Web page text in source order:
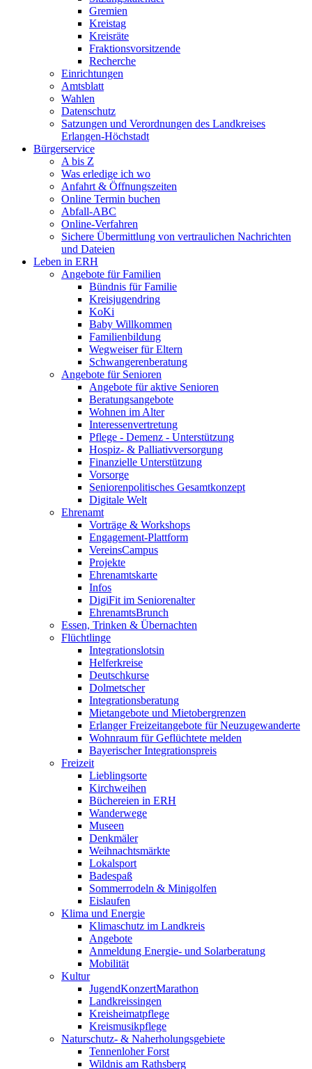
Gremien
Kreistag
Kreisräte
Fraktionsvorsitzende
Recherche
Einrichtungen
Amtsblatt
Wahlen
Datenschutz
Satzungen und Verordnungen des Landkreises
Erlangen-Höchstadt
Bürgerservice
A bis Z
Was erledige ich wo
Anfahrt & Öffnungszeiten
Online Termin buchen
Abfall-ABC
Online-Verfahren
Sichere Übermittlung von vertraulichen Nachrichten
und Dateien
Leben in ERH
Angebote für Familien
Bündnis für Familie
Kreisjugendring
KoKi
Baby Willkommen
Familienbildung
Wegweiser für Eltern
Schwangerenberatung
Angebote für Senioren
Angebote für aktive Senioren
Beratungsangebote
Wohnen im Alter
Interessenvertretung
Pflege - Demenz - Unterstützung
Hospiz- & Palliativversorgung
Finanzielle Unterstützung
Vorsorge
Seniorenpolitisches Gesamtkonzept
Digitale Welt
Ehrenamt
Vorträge & Workshops
Engagement-Plattform
VereinsCampus
Projekte
Ehrenamtskarte
Infos
DigiFit im Seniorenalter
EhrenamtsBrunch
Essen, Trinken & Übernachten
Flüchtlinge
Integrationslotsin
Helferkreise
Deutschkurse
Dolmetscher
Integrationsberatung
Mietangebote und Mietobergrenzen
Erlanger Freizeitangebote für Neuzugewanderte
Wohnraum für Geflüchtete melden
Bayerischer Integrationspreis
Freizeit
Lieblingsorte
Kirchweihen
Büchereien in ERH
Wanderwege
Museen
Denkmäler
Weihnachtsmärkte
Lokalsport
Badespaß
Sommerrodeln & Minigolfen
Eislaufen
Klima und Energie
Klimaschutz im Landkreis
Angebote
Anmeldung Energie- und Solarberatung
Mobilität
Kultur
JugendKonzertMarathon
Landkreissingen
Kreisheimatpflege
Kreismusikpflege
Naturschutz- & Naherholungsgebiete
Tennenloher Forst
Wildnis am Rathsberg